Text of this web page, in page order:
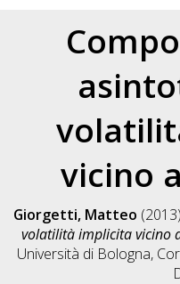
vicino
Giorgetti, Matteo (2013)
volatilità implicita vicino
Università di Bologna,